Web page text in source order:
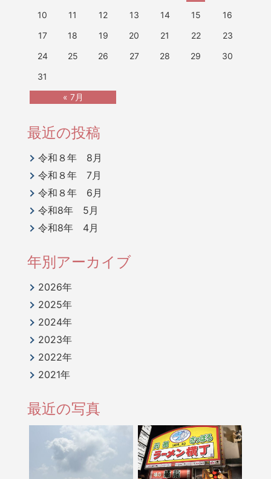
« 7月
10
11 12 13 14 15
16
17
18 19 20 21 22
23
24
25 26 27 28 29
30
31
最近の投稿
令和８年 8月
令和８年 7月
令和８年 6月
令和8年 5月
令和8年 4月
年別アーカイブ
2026年
2025年
2024年
2023年
2022年
2021年
最近の写真